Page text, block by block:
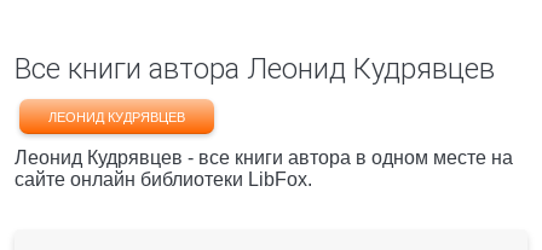
Все книги автора Леонид Кудрявцев
ЛЕОНИД КУДРЯВЦЕВ
Леонид Кудрявцев - все книги автора в одном месте на
сайте онлайн библиотеки LibFox.